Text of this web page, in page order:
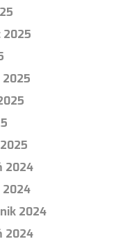
2025
2025
2024
2024
2024